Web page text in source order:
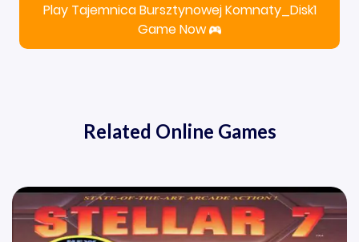
Play Tajemnica Bursztynowej Komnaty_Disk1
Game Now
Related Online Games